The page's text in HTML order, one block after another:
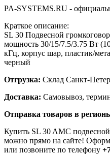
PA-SYSTEMS.RU -
Краткое описание:
SL 30 Подвесной
мощность 30/15/7.5/3.75 Вт
кГц, корпус шар, пластик/
черный
Отгрузка: Склад Санкт-
Доставка: Самовывоз,
Отправка товаров в
Купить SL 30 AMC
можно прямо на сайте!
или позвоните по телефону